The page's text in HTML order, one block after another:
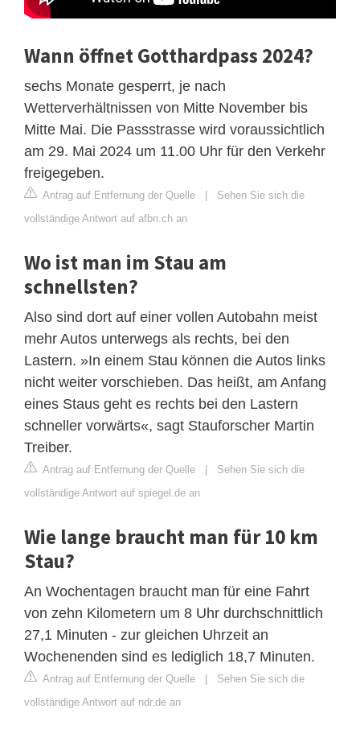
Wann öffnet Gotthardpass 2024?
sechs Monate gesperrt, je nach
Wetterverhältnissen von Mitte November bis
Mitte Mai. Die Passstrasse wird voraussichtlich
am 29. Mai 2024 um 11.00 Uhr für den Verkehr
freigegeben.
Antrag auf Entfernung der Quelle | Sehen Sie sich die
vollständige Antwort auf afbn.ch an
Wo ist man im Stau am
schnellsten?
Also sind dort auf einer vollen Autobahn meist
mehr Autos unterwegs als rechts, bei den
Lastern. »In einem Stau können die Autos links
nicht weiter vorschieben. Das heißt, am Anfang
eines Staus geht es rechts bei den Lastern
schneller vorwärts«, sagt Stauforscher Martin
Treiber.
Antrag auf Entfernung der Quelle | Sehen Sie sich die
vollständige Antwort auf spiegel.de an
Wie lange braucht man für 10 km
Stau?
An Wochentagen braucht man für eine Fahrt
von zehn Kilometern um 8 Uhr durchschnittlich
27,1 Minuten - zur gleichen Uhrzeit an
Wochenenden sind es lediglich 18,7 Minuten.
Antrag auf Entfernung der Quelle | Sehen Sie sich die
vollständige Antwort auf ndr.de an